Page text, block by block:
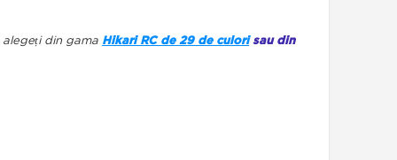
alegeți din gama Hikari RC de 29 de culorisau din